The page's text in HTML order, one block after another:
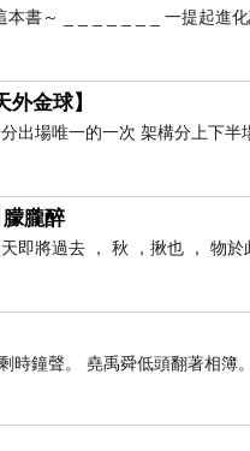
本書～ _ _ _ _ _ _ _ 一提起進
金球】
出場唯一的一次 架構分上下
朧醉
即將過去 ， 秋 ，揪也 ， 物於
時鐘聲。 堯禹舜低頭翻著相簿